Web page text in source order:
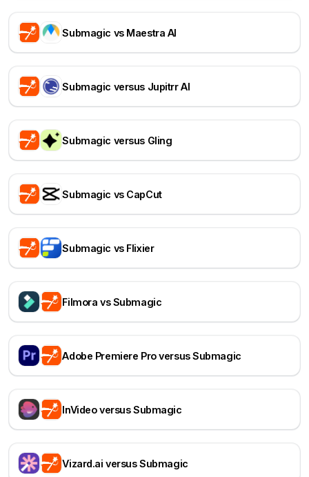
Submagic vs Maestra AI
Submagic versus Jupitrr AI
Submagic versus Gling
Submagic vs CapCut
Submagic vs Flixier
Filmora vs Submagic
Adobe Premiere Pro versus Submagic
InVideo versus Submagic
Vizard.ai versus Submagic